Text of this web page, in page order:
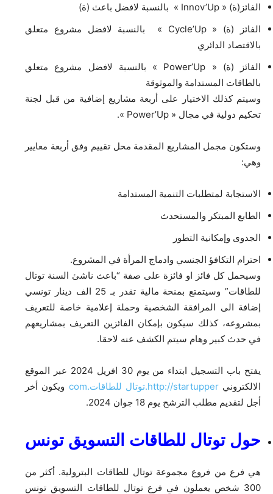
الفائز(ة) « Innov’Up » بالنسبة لافضل باعث (ة)
الفائز (ة) « Cycle’Up » بالنسبة لافضل مشروع متعلق
بالاقتصاد الدائري
الفائز (ة) « Power’Up » بالنسبة لافضل مشروع متعلق
بالطاقات المستدامة والموثوقة
وسيتم كذلك الاختيار على أربعة مشاريع إضافية من قبل لجنة
تحكيم دولية في مجال « Power’Up ».
وستكون مجمل المشاريع المقدمة محل تقييم وفق أربعة معايير
وهي:
الاستجابة لمتطلبات التنمية المستدامة
الطابع المبتكر والمستحدث
الجدوى وإمكانية التطور
احترام التكافؤ الجنسي وادماج المرأة في المشروع.
وسيحمل كل فائز او فائزة على صفة “باعث ناشئ السنة توتال
للطاقات” وسيتمتع بمنحة مالية تقدر بـ 25 الف دينار تونسي
إضافة الى المرافقة الشخصية وحملة إعلامية خاصة للتعريف
بمشروعه، كذلك سيكون بإمكان الفائزين التعريف بمشاريعهم
في حدث كبير وهام سيتم الكشف عنه لاحقا.
يفتح باب التسجيل ابتداء من يوم 30 افريل 2024 عبر الموقع
الالكترونيhttp://startupper.توتال للطاقات.com
ويكون أخر
أجل لتقديم مطلب الترشح يوم 18 جوان 2024.
حول توتال للطاقات التسويق تونس
هي فرع من فروع مجموعة توتال للطاقات البترولية. أكثر من
300 شخص يعملون في فرع توتال للطاقات التسويق تونس